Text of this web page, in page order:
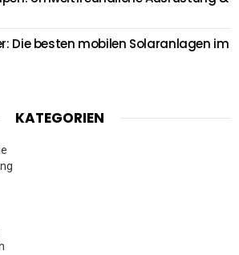
Die besten mobilen Solaranlagen im
KATEGORIEN